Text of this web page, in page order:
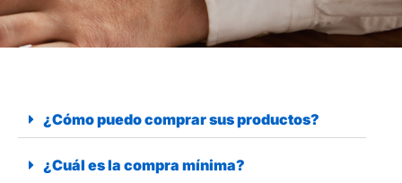
¿Cómo puedo comprar sus productos?
¿Cuál es la compra mínima?